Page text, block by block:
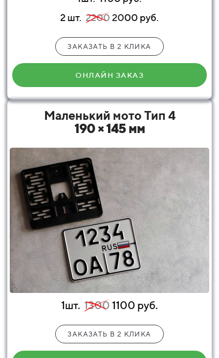
2 шт. 2200 2000 руб.
ЗАКАЗАТЬ В 2 КЛИКА
ОНЛАЙН ЗАКАЗ
Маленький мото Тип 4
190 × 145 мм
1шт. 13001100 руб.
ЗАКАЗАТЬ В 2 КЛИКА